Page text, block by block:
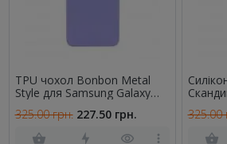
TPU чохол Bonbon Metal
Style для Samsung Galaxy
325.00 грн. 227.50 грн.
Крила
325.00